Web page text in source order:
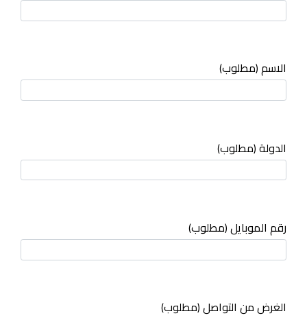
الاسم (مطلوب)
الدولة (مطلوب)
رقم الموبايل (مطلوب)
(مطلوب) الغرض من التواصل